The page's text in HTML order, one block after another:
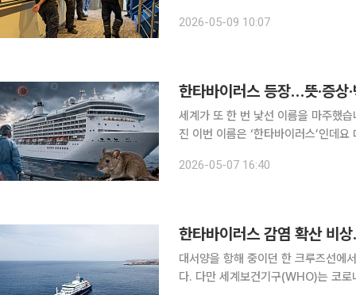
스 등에 따르면 세계보건기구(WHO)
2026-05-09 10:07
한타바이러스 등장…뜻·증상
세계가 또 한 번 낯선 이름을 마주했
진 이번 이름은 ‘한타바이러스’인데
2026-05-07 16:40
한타바이러스 감염 확산 비
대서양을 항해 중이던 한 크루즈선에
다. 다만 세계보건기구(WHO)는 코